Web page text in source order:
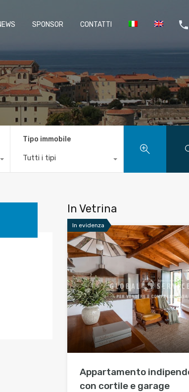
SPONSOR CONTATTI
Tipo immobile
Tutti i tipi
In Vetrina
In evidenza
Appartamento
con cortile e garage